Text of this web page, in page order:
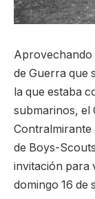
Aprovechando
de Guerra que
la que estaba
submarinos, el
Contralmirante
de Boys-
invitación para
domingo 16 de